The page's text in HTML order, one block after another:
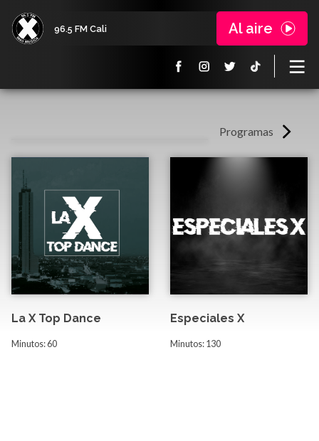
96.5 FM Cali Al aire
Programas
La X Top Dance
Minutos: 60
Especiales X
Minutos: 130